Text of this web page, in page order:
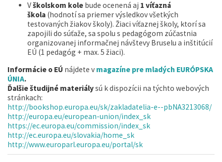
Vškolskom kole bude ocenená aj 1 víťazná
škola (hodnotí sa priemer výsledkov všetkých
testovaných žiakov školy). Žiaci víťaznej školy, ktorí sa
zapojili do súťaže, sa spolu s pedagógom zúčastnia
organizovanej informačnej návštevy Bruselu a inštitúcií
EÚ (1 pedagóg + max. 5 žiaci).
Informácie o EÚ nájdete v magazíne pre mladých EURÓPSKA
ÚNIA.
Ďalšie študijné materiálysú k dispozícii na týchto webových
stránkach:
http://bookshop.europa.eu/sk/zakladatelia-e--pbNA3213068/
http://europa.eu/european-union/index_sk
https://ec.europa.eu/commission/index_sk
http://ec.europa.eu/slovakia/home_sk
http://www.europarl.europa.eu/portal/sk